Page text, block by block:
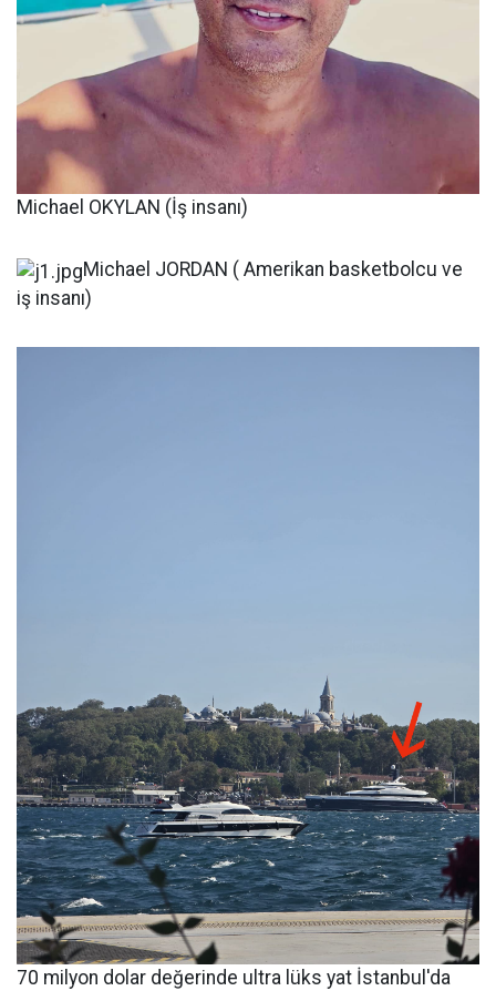
Michael OKYLAN (İş insanı)
Michael JORDAN ( Amerikan basketbolcu ve
iş insanı)
70 milyon dolar değerinde ultra lüks yat İstanbul'da